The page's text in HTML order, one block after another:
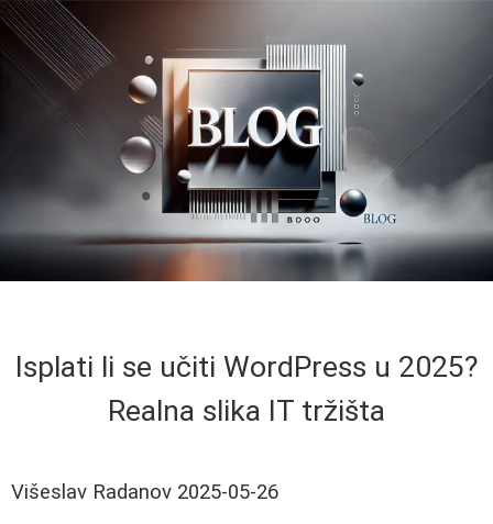
Isplati li se učiti WordPress u 2025?
Realna slika IT tržišta
Višeslav Radanov 2025-05-26